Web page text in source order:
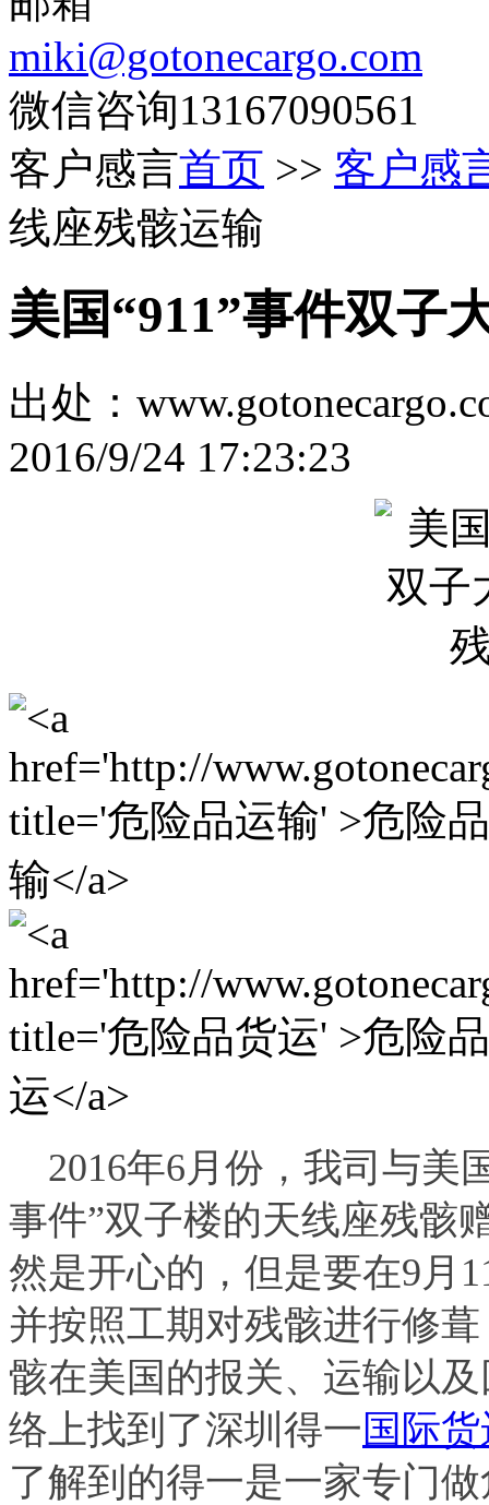
miki@gotonecargo.com
微信咨询13167090561
客户感言首页 >> 客户感
线座残骸运输
美国“911”事件双子
出处：
2016/9/24 17:23:23
2016年6月份，我司与美
事件”双子楼的天线座残骸
然是开心的，但是要在9月
并按照工期对残骸进行修
骸在美国的报关、运输以
络上找到了深圳得一国际
了解到的得一是一家专门